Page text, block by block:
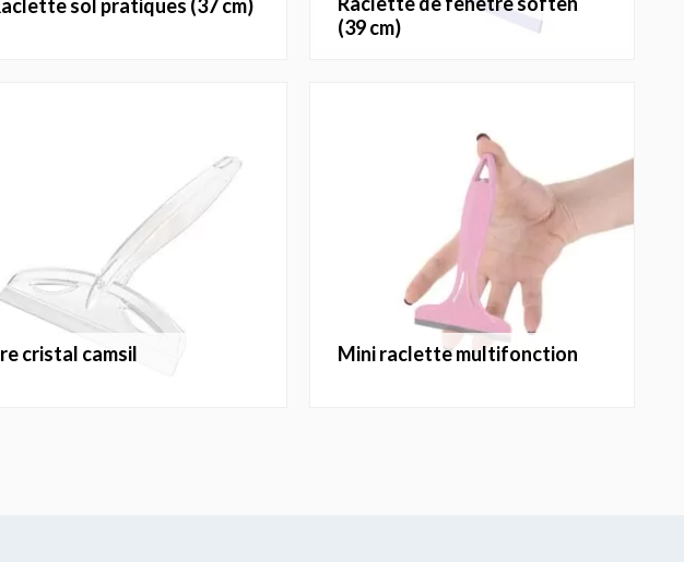
raclette sol pratiques (37 cm)
(39 cm)
ere cristal camsil mini raclette multifonction